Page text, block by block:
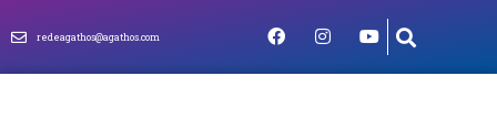
redeagathos@agathos.com